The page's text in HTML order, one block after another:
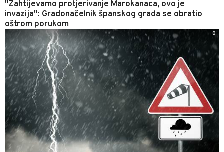
"Zahtijevamo protjerivanje Marokanaca, ovo je
invazija": Gradonačelnik španskog grada se obratio
oštrom porukom
0